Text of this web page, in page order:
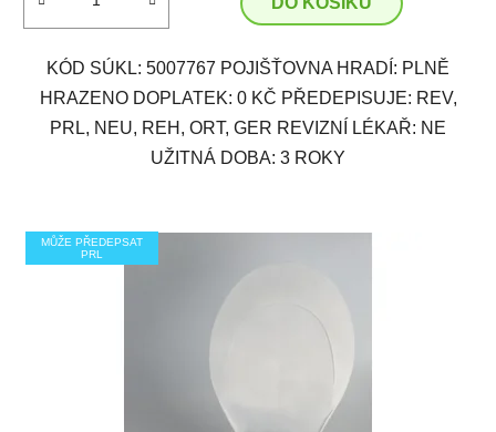
KÓD SÚKL: 5007767 POJIŠŤOVNA HRADÍ: PLNĚ
HRAZENO DOPLATEK: 0 KČ PŘEDEPISUJE: REV,
PRL, NEU, REH, ORT, GER REVIZNÍ LÉKAŘ: NE
UŽITNÁ DOBA: 3 ROKY
MŮŽE PŘEDEPSAT
PRL